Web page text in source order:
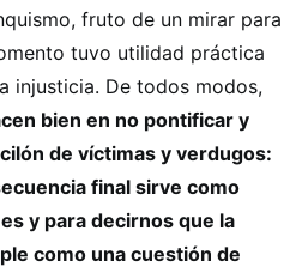
fruto de un mirar para
tuvo utilidad práctica
injusticia. De todos modos,
bien en no pontificar y
de víctimas y verdugos:
final sirve como
y para decirnos que la
como una cuestión de